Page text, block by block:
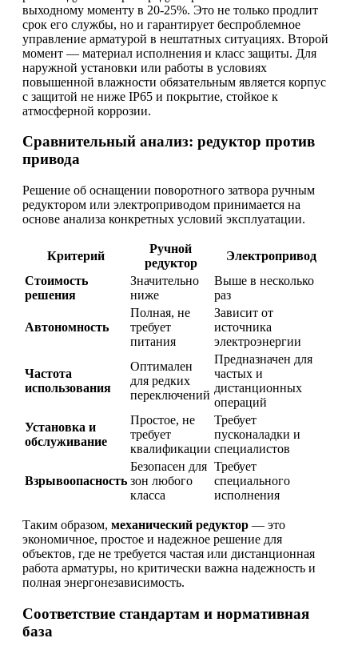
выходному моменту в 20-25%. Это не только продлит
срок его службы, но и гарантирует беспроблемное
управление арматурой в нештатных ситуациях. Второй
момент — материал исполнения и класс защиты. Для
наружной установки или работы в условиях
повышенной влажности обязательным является корпус
с защитой не ниже IP65 и покрытие, стойкое к
атмосферной коррозии.
Сравнительный анализ: редуктор против
привода
Решение об оснащении поворотного затвора ручным
редуктором или электроприводом принимается на
основе анализа конкретных условий эксплуатации.
Критерий
Ручной
редуктор
Электропривод
Стоимость
решения
Значительно
ниже
Выше в несколько
раз
Автономность
Полная, не
требует
питания
Зависит от
источника
электроэнергии
Частота
использования
Оптимален
для редких
переключений
Предназначен для
частых и
дистанционных
операций
Установка и
обслуживание
Простое, не
требует
квалификации
Требует
пусконаладки и
специалистов
Взрывоопасность
Безопасен для
зон любого
класса
Требует
специального
исполнения
Таким образом, механический редуктор — это
экономичное, простое и надежное решение для
объектов, где не требуется частая или дистанционная
работа арматуры, но критически важна надежность и
полная энергонезависимость.
Соответствие стандартам и нормативная
база